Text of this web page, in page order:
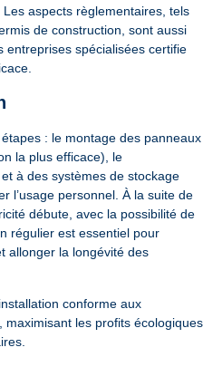
aspects règlementaires, tels
de construction, sont aussi
entreprises spécialisées certifie
: le montage des panneaux
la plus efficace), le
à des systèmes de stockage
l’usage personnel. À la suite de
débute, avec la possibilité de
régulier est essentiel pour
allonger la longévité des
conforme aux
les profits écologiques